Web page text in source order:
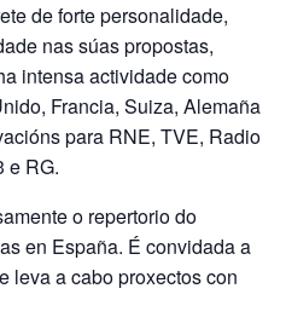
de forte personalidade,
nas súas propostas,
intensa actividade como
Francia, Suiza, Alemaña
para RNE, TVE, Radio
e RG.
o repertorio do
en España. É convidada a
leva a cabo proxectos con